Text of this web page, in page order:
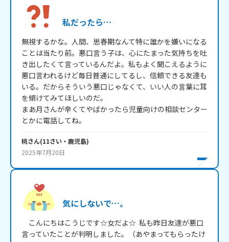
私だったら…
無視するかな。人間、思春期なんて特に誰かを嫌いになる
ことは当たり前。悪口言う子は、心にたまった気持ちを吐
き出したくて言っているんだよ。私もよく聞こえるように
悪口言われるけど毎日普通にしてるし、信頼できる友達も
いる。だからそういう悪口じゃなくて、いい人の言葉に耳
を傾けてみてほしいのだ。
まあ月さんが辛くてやばかったら児童向けの相談センター
とかに電話してね。
桃さん(11さい・ 鹿児島)
2025年7月20日
気にしないで…。
こんにちはこうじです☆女だよ☆  私も昨日友達が悪口
言っていたことが判明しました。（あやまってもらったけ